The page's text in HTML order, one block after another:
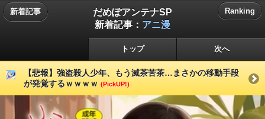
新着記事
だめぽアンテナSP
新着記事： アニ漫
Ranking
トップ 次へ
【悲報】強盗殺人少年、もう滅茶苦茶…まさかの移動手段
が発覚するｗｗｗｗ (PickUP!)